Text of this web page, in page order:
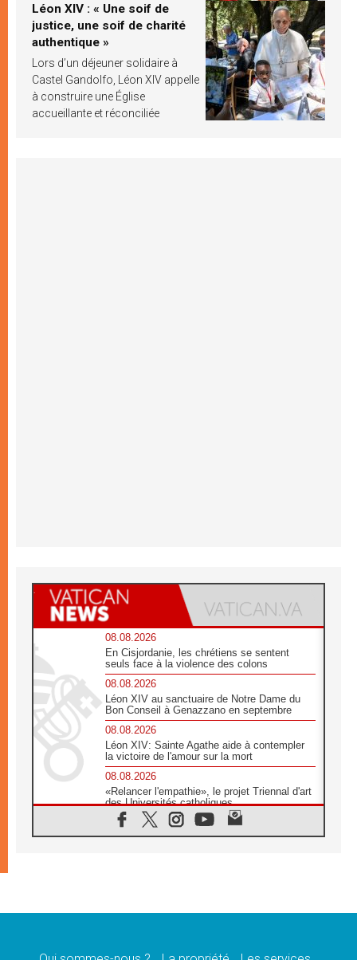
Léon XIV : « Une soif de
justice, une soif de charité
authentique »
Lors d’un déjeuner solidaire à
Castel Gandolfo, Léon XIV appelle
à construire une Église
accueillante et réconciliée
08.08.2026
En Cisjordanie, les chrétiens se sentent
seuls face à la violence des colons
08.08.2026
Léon XIV au sanctuaire de Notre Dame du
Bon Conseil à Genazzano en septembre
08.08.2026
Léon XIV: Sainte Agathe aide à contempler
la victoire de l'amour sur la mort
08.08.2026
«Relancer l'empathie», le projet Triennal d'art
des Universités catholiques
08.08.2026
Signis 2026, donner la parole aux religieuses
07.08.2026